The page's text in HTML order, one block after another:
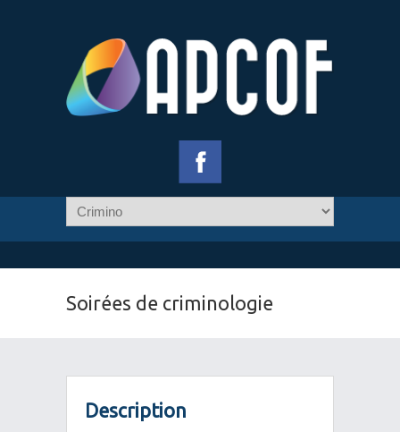
Soirées de criminologie
Description